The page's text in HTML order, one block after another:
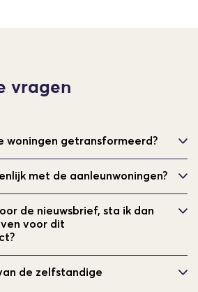
vragen
woningen getransformeerd?
met de aanleunwoningen?
de nieuwsbrief, sta ik dan
voor dit
de zelfstandige